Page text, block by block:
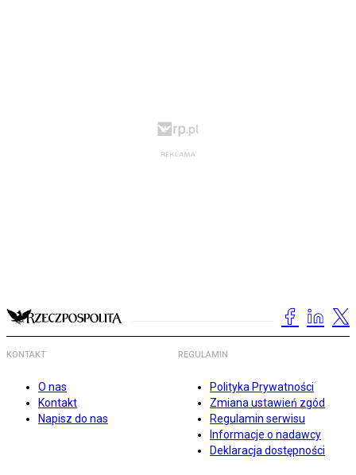
KONTAKT
O nas
Kontakt
Napisz do nas
REGULAMIN
Polityka Prywatności
Zmiana ustawień zgód
Regulamin serwisu
Informacje o nadawcy
Deklaracja dostępności